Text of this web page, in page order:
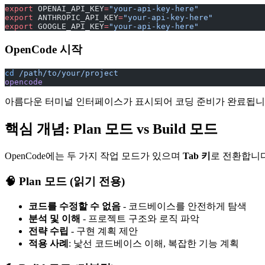
export OPENAI_API_KEY="your-api-key-here"
export ANTHROPIC_API_KEY="your-api-key-here"
export GOOGLE_API_KEY="your-api-key-here"
OpenCode 시작
cd
/path/to/your/project
opencode
아름다운 터미널 인터페이스가 표시되어 코딩 준비가 완료됩
핵심 개념: Plan 모드 vs Build 모드
OpenCode에는 두 가지 작업 모드가 있으며 Tab 키 로 전환합니
🧠 Plan 모드 (읽기 전용)
코드를 수정할 수 없음 - 코드베이스를 안전하게 탐색
분석 및 이해 - 프로젝트 구조와 로직 파악
전략 수립 - 구현 계획 제안
적용 사례 : 낯선 코드베이스 이해, 복잡한 기능 계획